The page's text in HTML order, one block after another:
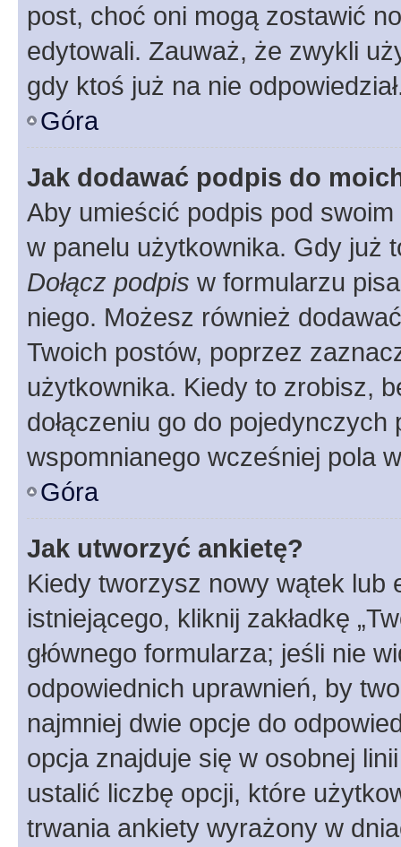
post, choć oni mogą zostawić
edytowali. Zauważ, że zwykli
gdy ktoś już na nie
Góra
Jak dodawać podpis do
Aby umieścić podpis pod
w panelu użytkownika. Gdy już
Dołącz podpis w formularzu
niego. Możesz również
Twoich postów, poprzez
użytkownika. Kiedy to zrobisz,
dołączeniu go do
wspomnianego wcześniej pola
Góra
Jak utworzyć ankietę?
Kiedy tworzysz nowy wątek lub
istniejącego, kliknij zakładkę
głównego formularza; jeśli nie
odpowiednich uprawnień, by
najmniej dwie opcje do
opcja znajduje się w osobnej
ustalić liczbę opcji, które
trwania ankiety wyrażony w